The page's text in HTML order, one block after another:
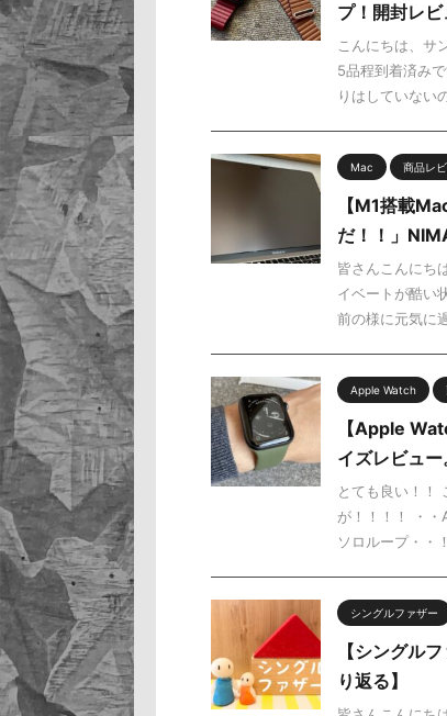
プ！開封レ
こんにちは、サ
5品程到着済み
りはしていない
Mac 商品レ
【M1搭載
だ！！」
皆さんこんにち
イベートが酷い
前の様に元気に
Apple Watch
【Apple
イズレビュ
とても良い！！
が！！！！ ・
ソロループ・・
シングルファザー
【シングル
り返る】